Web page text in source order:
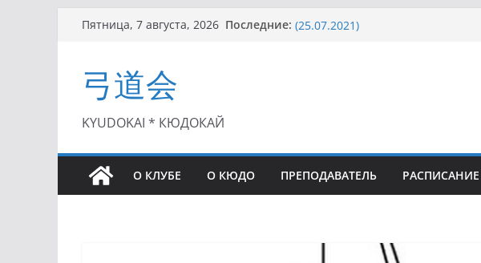
Перейти
Пятница, 7 августа, 2026 Последние:
(25.07.2021)
弓道会
KYUDOKAI * КЮДОКАЙ
О КЛУБЕ О КЮДО ПРЕПОДАВАТЕЛЬ РАСПИСАНИЕ